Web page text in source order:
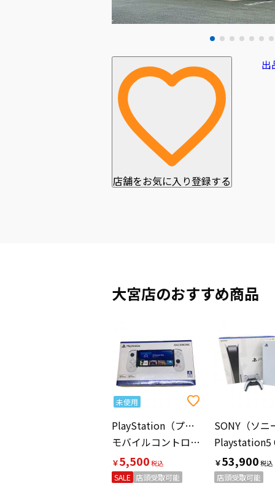
店舗をお気に入り登録する
出
大宮店のおすすめ商品
未使用
PlayStation（プレイステーション）
モバイルコントローラー BACKBONE
￥5,500
SALE 店頭受取可能
SONY（ソニ
￥53,900
店頭受取可能